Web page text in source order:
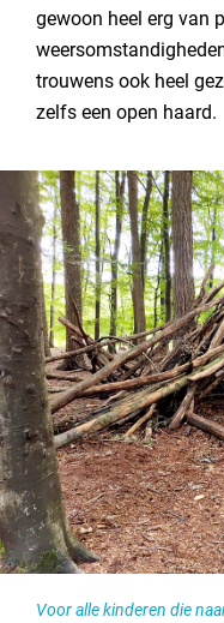
gewoon heel erg van
trouwens ook heel
zelfs een open haard.
Voor alle kinderen die